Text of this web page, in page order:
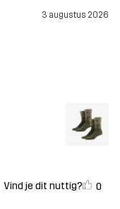
3 augustus 2026
Vind je dit nuttig? 0